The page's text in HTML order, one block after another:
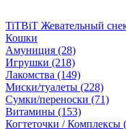
TiTBiT Жевательный
Кошки
Амуниция (28)
Игрушки (218)
Лакомства (149)
Миски/туалеты (228)
Сумки/переноски (71)
Витамины (153)
Когтеточки / Комплексы